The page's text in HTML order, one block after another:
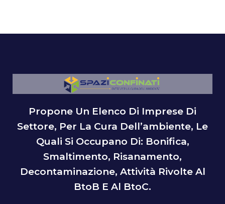
Propone Un Elenco Di Imprese Di
Settore, Per La Cura Dell’ambiente, Le
Quali Si Occupano Di: Bonifica,
Smaltimento, Risanamento,
Decontaminazione, Attività Rivolte Al
BtoB E Al BtoC.